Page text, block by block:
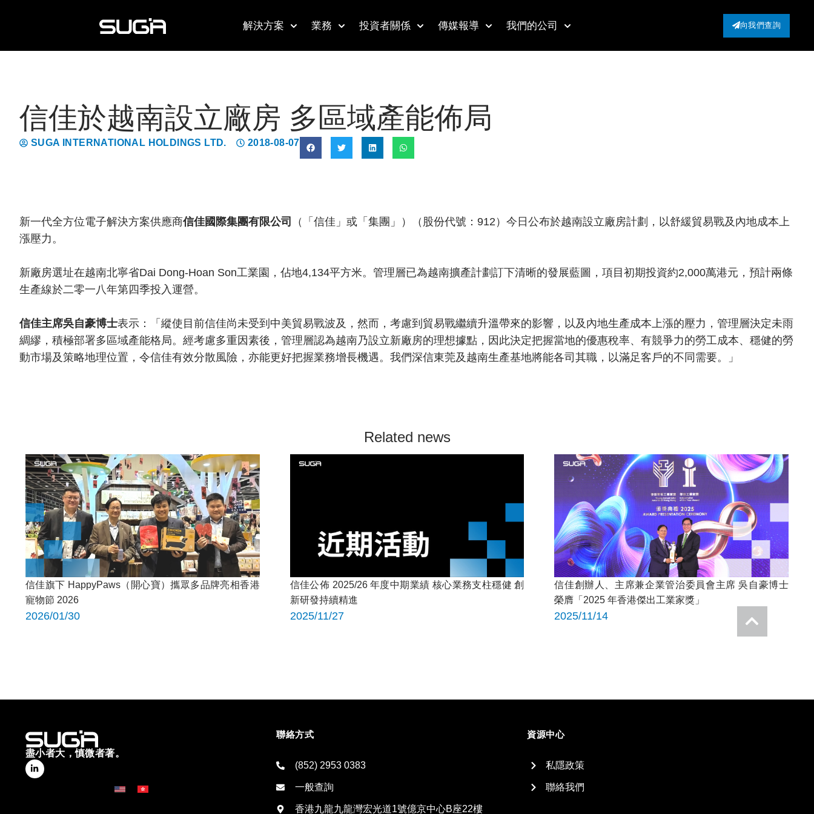
解決方案 業務 投資者關係 傳媒報導 我們的公司 向我們查詢
信佳於越南設立廠房 多區域產能佈局
SUGA INTERNATIONAL HOLDINGS LTD. 2018-08-07
新一代全方位電子解決方案供應商信佳國際集團有限公司
（「信佳」或「集團」）（股份代號：912）今日公布於越南設立廠房計劃，以舒緩貿易戰及內地成本上
漲壓力。
新廠房選址在越南北寧省Dai Dong-Hoan Son工業園，佔地4,134平方米。管理層已為越南擴產計劃訂下清晰的發展藍圖，項目初期投資約2,000萬港元，預計兩條
生產線於二零一八年第四季投入運營。
信佳主席吳自豪博士表示：「縱使目前信佳尚未受到中美貿易戰波及，然而，考慮到貿易戰繼續升溫帶來的影響，以及內地生產成本上漲的壓力，管理層決定未雨
綢繆，積極部署多區域產能格局。經考慮多重因素後，管理層認為越南乃設立新廠房的理想據點，因此決定把握當地的優惠稅率、有競爭力的勞工成本、穩健的勞
動市場及策略地理位置，令信佳有效分散風險，亦能更好把握業務增長機遇。我們深信東莞及越南生產基地將能各司其職，以滿足客戶的不同需要。」
Related news
信佳旗下 HappyPaws（開心寶）攜眾多品牌亮相香港
寵物節 2026
2026/01/30
信佳公佈 2025/26 年度中期業績 核心業務支柱穩健 創
新研發持續精進
2025/11/27
信佳創辦人、主席兼企業管治委員會主席 吳自豪博士
榮膺「2025 年香港傑出工業家獎」
2025/11/14
盡小者大，慎微者著。
聯絡方式
(852) 2953 0383
一般查詢
香港九龍九龍灣宏光道1號億京中心B座22樓
資源中心
私隱政策
聯絡我們